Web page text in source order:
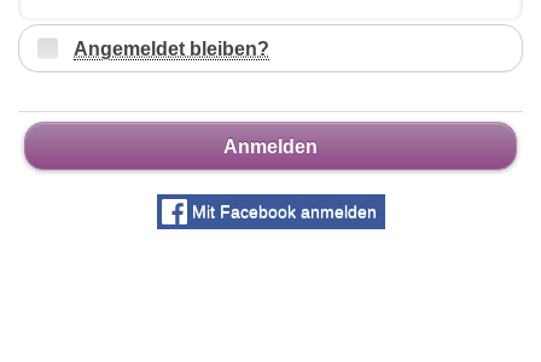
Angemeldet bleiben?
Anmelden
Mit Facebook anmelden